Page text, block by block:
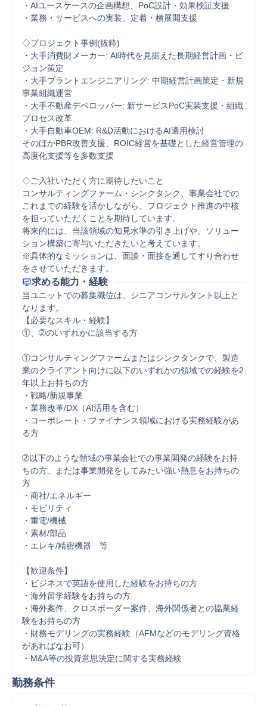
・AIユースケースの企画構想、PoC設計・効果検証支援
・業務・サービスへの実装、定着・横展開支援
◇プロジェクト事例(抜粋)
・大手消費財メーカー: AI時代を見据えた長期経営計画・ビ
ジョン策定
・大手プラントエンジニアリング: 中期経営計画策定・新規
事業組織運営
・大手不動産デベロッパー: 新サービスPoC実装支援・組織
プロセス改革
・大手自動車OEM: R&D活動におけるAI適用検討
そのほかPBR改善支援、ROIC経営を基礎とした経営管理の
高度化支援等を多数支援
◇ご入社いただく方に期待したいこと
コンサルティングファーム・シンクタンク、事業会社での
これまでの経験を活かしながら、プロジェクト推進の中核
を担っていただくことを期待しています。
将来的には、当該領域の知見水準の引き上げや、ソリュー
ション構築に寄与いただきたいと考えています。
※具体的なミッションは、面談・面接を通してすり合わせ
をさせていただきます。
求める能力・経験
当ユニットでの募集職位は、シニアコンサルタント以上と
なります。
【必要なスキル・経験】
①、➁のいずれかに該当する方
①コンサルティングファームまたはシンクタンクで、製造
業のクライアント向けに以下のいずれかの領域での経験を2
年以上お持ちの方
・戦略/新規事業
・業務改革/DX（AI活用を含む）
・コーポレート・ファイナンス領域における実務経験があ
る方
➁以下のような領域の事業会社での事業開発の経験をお持
ちの方、または事業開発をしてみたい強い熱意をお持ちの
方
・商社/エネルギー
・モビリティ
・重電/機械
・素材/部品
・エレキ/精密機器　等
【歓迎条件】
・ビジネスで英語を使用した経験をお持ちの方
・海外留学経験をお持ちの方
・海外案件、クロスボーダー案件、海外関係者との協業経
験をお持ちの方
・財務モデリングの実務経験（AFMなどのモデリング資格
があればなお可）
・M&A等の投資意思決定に関する実務経験
勤務条件